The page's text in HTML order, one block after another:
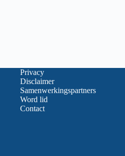
Privacy
Disclaimer
Samenwerkingspartners
Word lid
Contact